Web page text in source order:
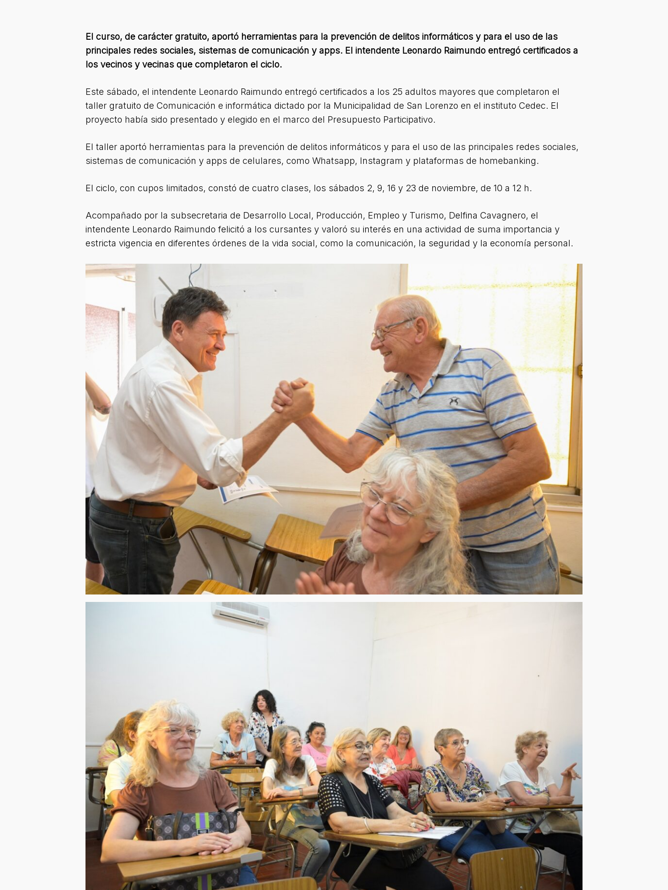
El curso, de carácter gratuito, aportó herramientas para la prevención de delitos informáticos y para el uso de las
principales redes sociales, sistemas de comunicación y apps. El intendente Leonardo Raimundo entregó certificados a
los vecinos y vecinas que completaron el ciclo.
Este sábado, el intendente Leonardo Raimundo entregó certificados a los 25 adultos mayores que completaron el
taller gratuito de Comunicación e informática dictado por la Municipalidad de San Lorenzo en el instituto Cedec. El
proyecto había sido presentado y elegido en el marco del Presupuesto Participativo.
El taller aportó herramientas para la prevención de delitos informáticos y para el uso de las principales redes sociales,
sistemas de comunicación y apps de celulares, como Whatsapp, Instagram y plataformas de homebanking.
El ciclo, con cupos limitados, constó de cuatro clases, los sábados 2, 9, 16 y 23 de noviembre, de 10 a 12 h.
Acompañado por la subsecretaria de Desarrollo Local, Producción, Empleo y Turismo, Delfina Cavagnero, el
intendente Leonardo Raimundo felicitó a los cursantes y valoró su interés en una actividad de suma importancia y
estricta vigencia en diferentes órdenes de la vida social, como la comunicación, la seguridad y la economía personal.